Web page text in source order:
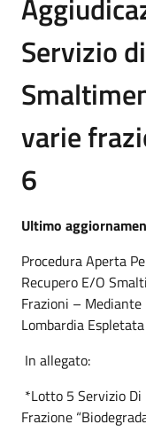
Servizio
varie
6
Ultimo
Procedura Aperta
Recupero E/O
Frazioni –
Lombardia
In allegato:
*Lotto 5 Servizio
Frazione